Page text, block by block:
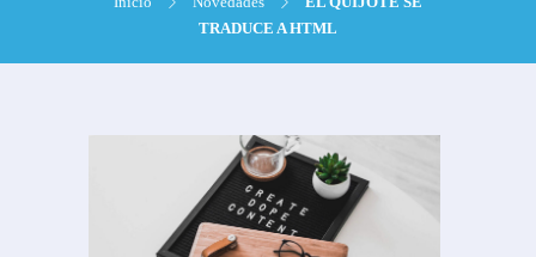
TRADUCE A HTML